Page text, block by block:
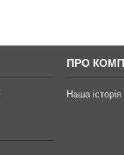
ПРО
Наша історія